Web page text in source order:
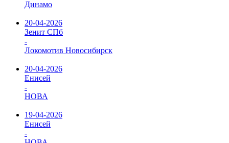
Динамо
20-04-2026
Зенит СПб
-
Локомотив Новосибирск
20-04-2026
Енисей
-
НОВА
19-04-2026
Енисей
-